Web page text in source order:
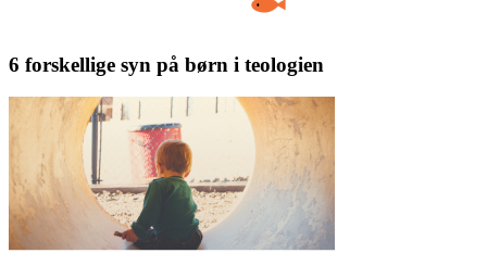
6 forskellige syn på børn i teologien